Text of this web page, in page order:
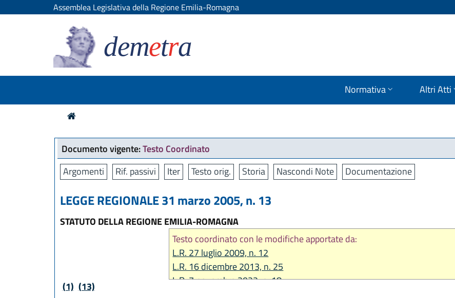
Assemblea Legislativa della Regione Emilia-Romagna
demetra
Normativa Altri Atti
Documento vigente:Testo Coordinato
Argomenti
Rif. passivi Iter Testo orig. Storia Nascondi Note Documentazione
LEGGE REGIONALE 31 marzo 2005, n. 13
STATUTO DELLA REGIONE EMILIA-ROMAGNA
Testo coordinato con le modifiche apportate da:
L.R. 27 luglio 2009, n. 12
L.R. 16 dicembre 2013, n. 25
L.R. 7 novembre 2022, n. 18
(1) (13)